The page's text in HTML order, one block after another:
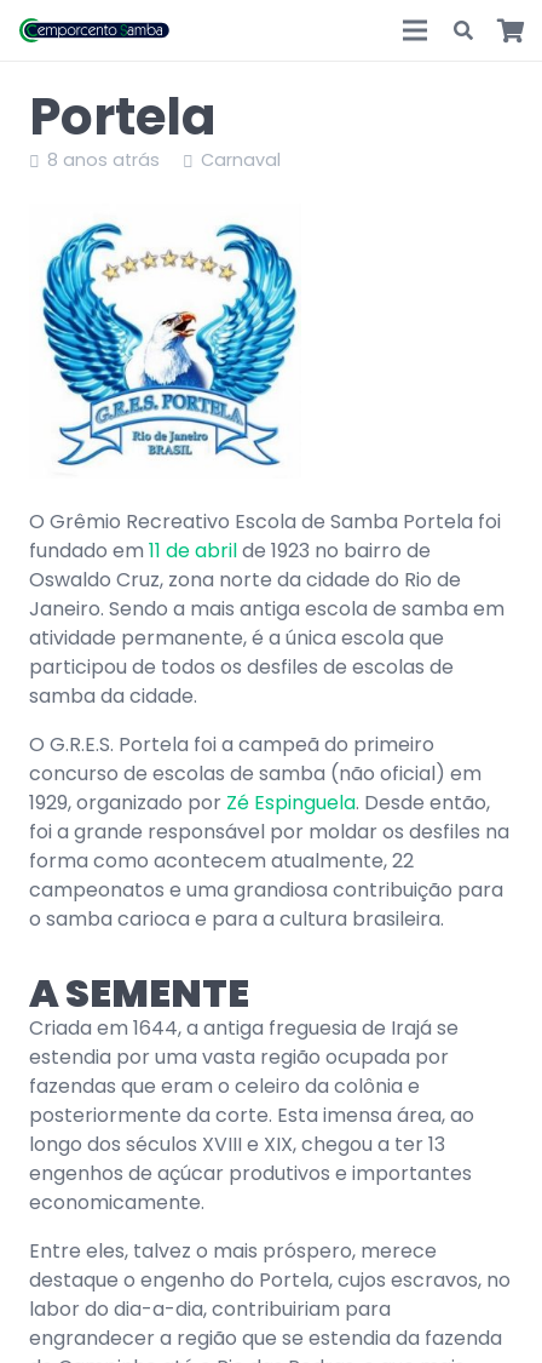
Portela
8 anos atrás Carnaval
O Grêmio Recreativo Escola de Samba Portela foi
fundado em 11 de abrilde 1923 no bairro de
Oswaldo Cruz, zona norte da cidade do Rio de
Janeiro. Sendo a mais antiga escola de samba em
atividade permanente, é a única escola que
participou de todos os desfiles de escolas de
samba da cidade.
O G.R.E.S. Portela foi a campeã do primeiro
concurso de escolas de samba (não oficial) em
1929, organizado por Zé Espinguela. Desde então,
foi a grande responsável por moldar os desfiles na
forma como acontecem atualmente, 22
campeonatos e uma grandiosa contribuição para
o samba carioca e para a cultura brasileira.
A SEMENTE
Criada em 1644, a antiga freguesia de Irajá se
estendia por uma vasta região ocupada por
fazendas que eram o celeiro da colônia e
posteriormente da corte. Esta imensa área, ao
longo dos séculos XVIII e XIX, chegou a ter 13
engenhos de açúcar produtivos e importantes
economicamente.
Entre eles, talvez o mais próspero, merece
destaque o engenho do Portela, cujos escravos, no
labor do dia-a-dia, contribuiriam para
engrandecer a região que se estendia da fazenda